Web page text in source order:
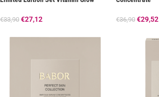
€33,90 €27,12 €36,90 €29,52